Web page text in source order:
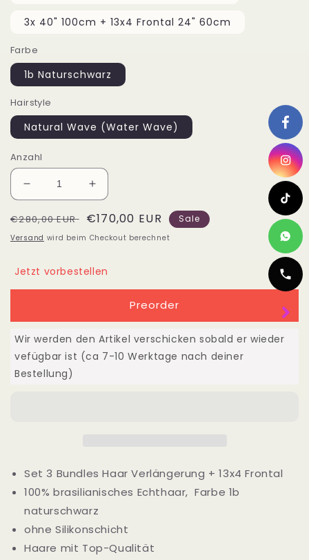
3x 40" 100cm + 13x4 Frontal 24" 60cm
Farbe
1b Naturschwarz
Hairstyle
Natural Wave (Water Wave)
Anzahl
Verringere
die
Menge
für
Bundles
+
Frontal
Echthaar
10&quot;-40&quot;
(25cm-
100cm)
Erhöhe
die
Menge
für
Bundles
+
Frontal
Echthaar
10&quot;-40&quot;
(25cm-
Normaler
Preis
€280,00 EUR Verkaufspreis
€170,00 EUR Sale
Versand wird beim Checkout berechnet
Jetzt vorbestellen
Preorder
Wir werden den Artikel verschicken sobald er wieder
vefügbar ist (ca 7-10 Werktage nach deiner
Bestellung)
Set 3 Bundles Haar Verlängerung + 13x4 Frontal
100% brasilianisches Echthaar, Farbe 1b
naturschwarz
ohne Silikonschicht
Haare mit Top-Qualität